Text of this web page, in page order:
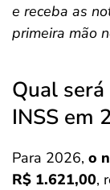
e receba as
primeira mão
Qual
INSS em
Para 2026, o
R$ 1.621,00,